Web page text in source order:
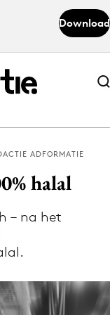
Download
Abonneer nu
Abonneer nu
Adformatie
ADFORMATIE
halal
– na het